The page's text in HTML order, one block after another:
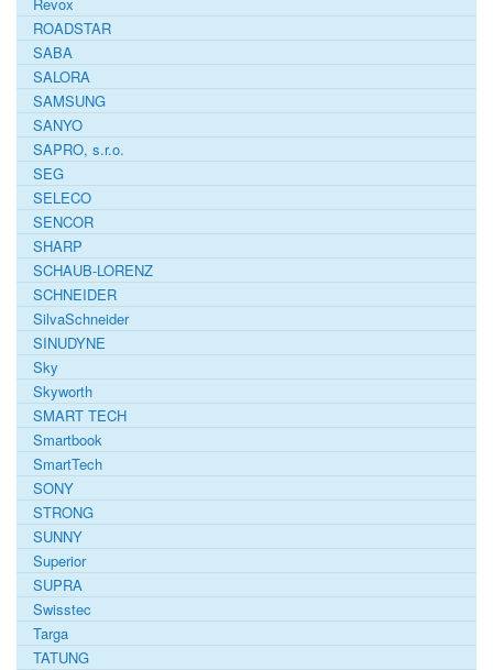
ROADSTAR
SABA
SALORA
SAMSUNG
SANYO
SAPRO, s.r.o.
SEG
SELECO
SENCOR
SHARP
SCHAUB-LORENZ
SCHNEIDER
SilvaSchneider
SINUDYNE
Sky
Skyworth
SMART TECH
Smartbook
SmartTech
SONY
STRONG
SUNNY
Superior
SUPRA
Swisstec
Targa
TATUNG